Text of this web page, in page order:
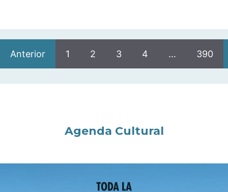
Anterior 1 2 3 4 … 390
Agenda Cultural